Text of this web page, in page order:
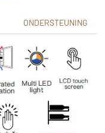
ONDERSTEUNING